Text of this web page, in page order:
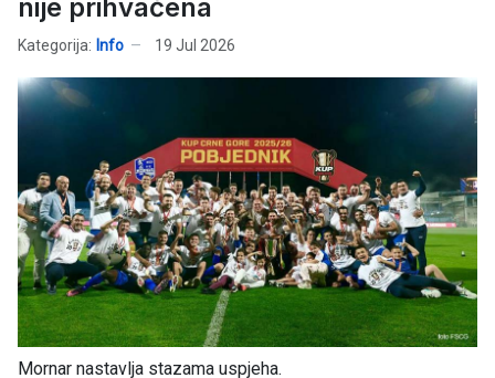
nije prihvaćena
Kategorija: Info 19 Jul 2026
Mornar nastavlja stazama uspjeha.